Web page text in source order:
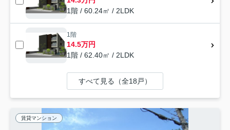
1階 / 60.24㎡ / 2LDK
1階
14.5万円
1階 / 62.40㎡ / 2LDK
すべて見る（全18戸）
賃貸マンション